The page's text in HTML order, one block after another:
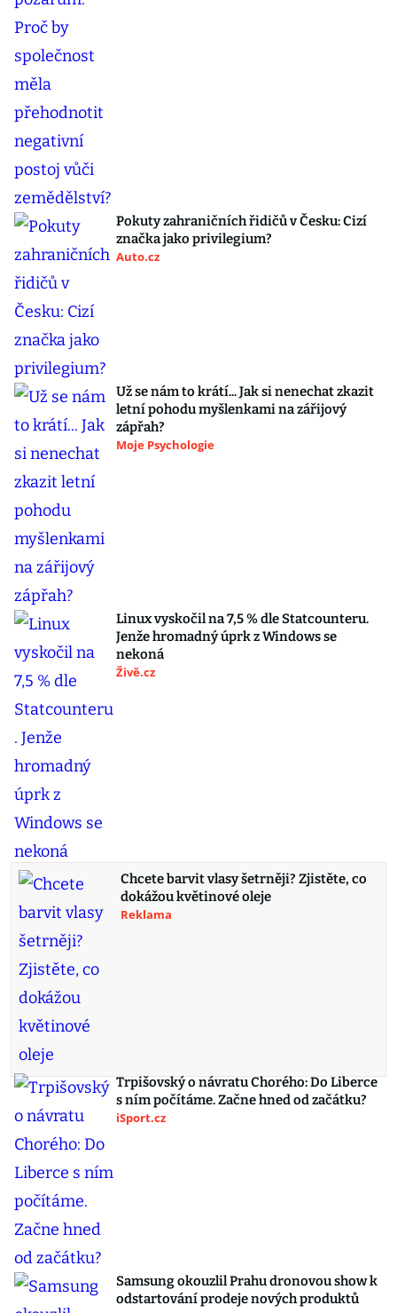
Pokuty zahraničních řidičů v Česku: Cizí
značka jako privilegium?
Auto.cz
Už se nám to krátí... Jak si nenechat zkazit
letní pohodu myšlenkami na zářijový
zápřah?
Moje Psychologie
Linux vyskočil na 7,5 % dle Statcounteru.
Jenže hromadný úprk z Windows se
nekoná
Živě.cz
Chcete barvit vlasy šetrněji? Zjistěte, co
dokážou květinové oleje
Reklama
Trpišovský o návratu Chorého: Do Liberce
s ním počítáme. Začne hned od začátku?
iSport.cz
Samsung okouzlil Prahu dronovou show k
odstartování prodeje nových produktů